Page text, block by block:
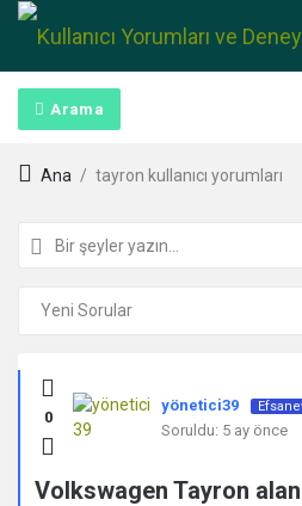
Arama
Ana / tayron kullanıcı yorumları
Kullanıcı
Yorumları
ve
0
yönetici39
Soruldu: 5 ay önce
Volkswagen Tayron